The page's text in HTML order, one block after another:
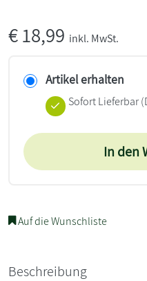
€18,99 inkl. MwSt.
Artikel erhalten
Sofort Lieferbar
In den
Auf die Wunschliste
Beschreibung